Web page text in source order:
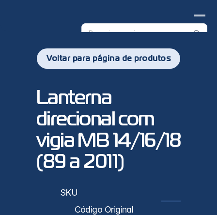
Voltar para página de produtos
PL0448 -
Lanterna
direcional com
vigia MB 14/16/18
(89 a 2011)
SKU
Código Original